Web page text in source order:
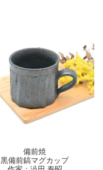
備前焼
黒備前鎬マグカップ